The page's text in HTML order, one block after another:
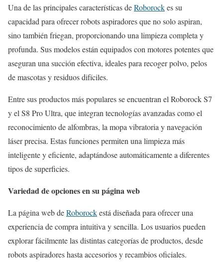
Una de las principales características deRoborockes su
capacidad para ofrecer robots aspiradores que no solo aspiran,
sino también friegan, proporcionando una limpieza completa y
profunda. Sus modelos están equipados con motores potentes que
aseguran una succión efectiva, ideales para recoger polvo, pelos
de mascotas y residuos difíciles.
Entre sus productos más populares se encuentran el Roborock S7
y el S8 Pro Ultra, que integran tecnologías avanzadas como el
reconocimiento de alfombras, la mopa vibratoria y navegación
láser precisa. Estas funciones permiten una limpieza más
inteligente y eficiente, adaptándose automáticamente a diferentes
tipos de superficies.
Variedad de opciones en su página web
La página web deRoborockestá diseñada para ofrecer una
experiencia de compra intuitiva y sencilla. Los usuarios pueden
explorar fácilmente las distintas categorías de productos, desde
robots aspiradores hasta accesorios y recambios oficiales.